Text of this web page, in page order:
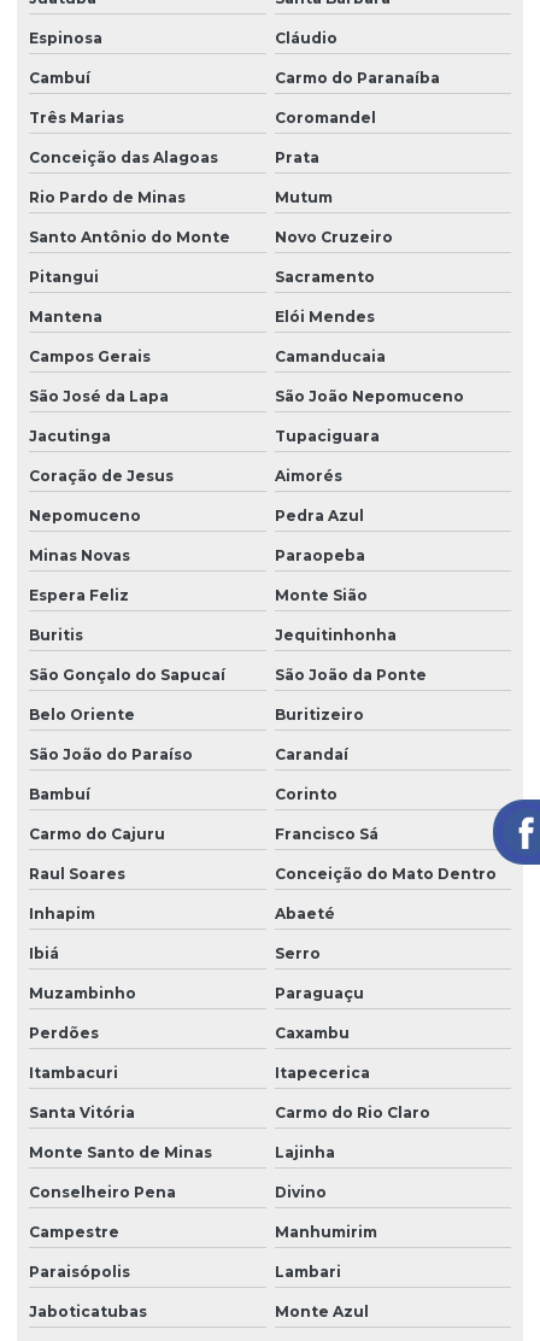
Espinosa Cláudio
Cambuí Carmo do Paranaíba
Três Marias Coromandel
Conceição das Alagoas Prata
Rio Pardo de Minas Mutum
Santo Antônio do Monte Novo Cruzeiro
Pitangui Sacramento
Mantena Elói Mendes
Campos Gerais Camanducaia
São José da Lapa São João Nepomuceno
Jacutinga Tupaciguara
Coração de Jesus Aimorés
Nepomuceno Pedra Azul
Minas Novas Paraopeba
Espera Feliz Monte Sião
Buritis Jequitinhonha
São Gonçalo do Sapucaí São João da Ponte
Belo Oriente Buritizeiro
São João do Paraíso Carandaí
Bambuí Corinto
Carmo do Cajuru Francisco Sá
Raul Soares Conceição do Mato Dentro
Inhapim Abaeté
Ibiá Serro
Muzambinho Paraguaçu
Perdões Caxambu
Itambacuri Itapecerica
Santa Vitória Carmo do Rio Claro
Monte Santo de Minas Lajinha
Conselheiro Pena Divino
Campestre Manhumirim
Paraisópolis Lambari
Jaboticatubas Monte Azul